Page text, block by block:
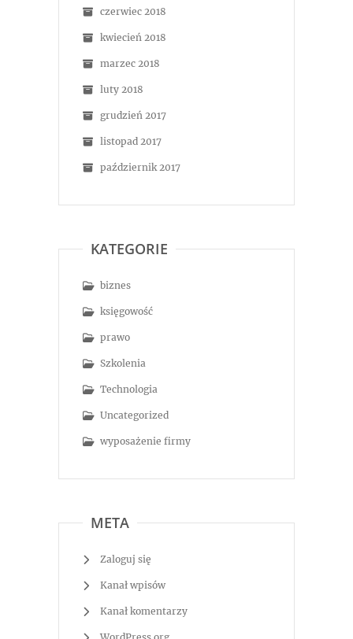
czerwiec 2018
kwiecień 2018
marzec 2018
luty 2018
grudzień 2017
listopad 2017
październik 2017
KATEGORIE
biznes
księgowość
prawo
Szkolenia
Technologia
Uncategorized
wyposażenie firmy
META
Zaloguj się
Kanał wpisów
Kanał komentarzy